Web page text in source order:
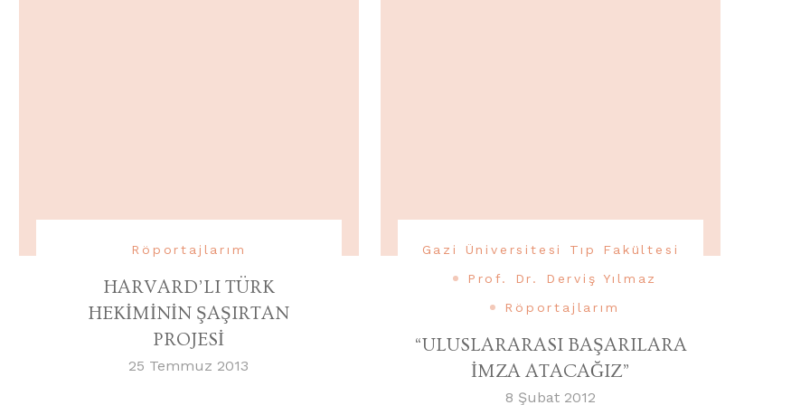
Röportajlarım
HARVARD’LI TÜRK
HEKİMİNİN ŞAŞIRTAN
PROJESİ
25 Temmuz 2013
Gazi Üniversitesi Tıp Fakültesi
Prof. Dr. Derviş Yılmaz
Röportajlarım
“ULUSLARARASI BAŞARILARA
İMZA ATACAĞIZ”
8 Şubat 2012